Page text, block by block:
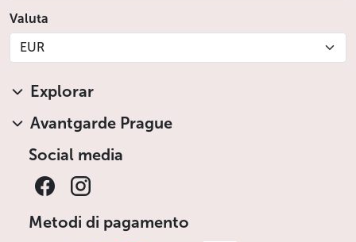
Valuta
EUR
Explorar
Avantgarde Prague
Social media
Metodi di pagamento